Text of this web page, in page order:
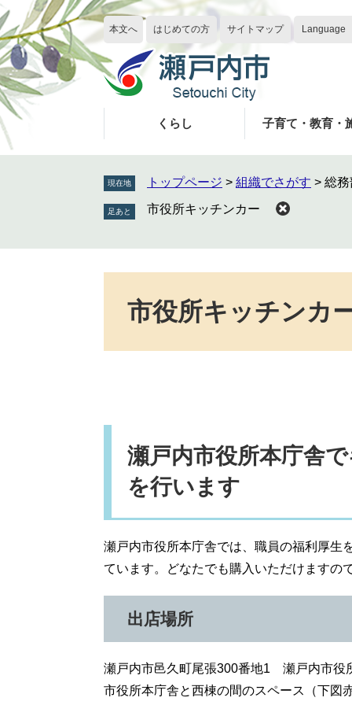
ペ
ー
ジ
の
先
頭
で
す
メ
ニ
ュ
ー
を
飛
ば
し
本文へ はじめての方 サイトマップ Language
くらし 子育て・教育・
現在地 トップページ > 組織でさがす > 総務
市役所キッチンカー
市役所キッチンカ
瀬戸内市役所本庁舎
を行います
瀬戸内市役所本庁舎では、職員の福利厚生
ています。どなたでも購入いただけますの
出店場所
瀬戸内市邑久町尾張300番地1 瀬戸内市役
市役所本庁舎と西棟の間のスペース（下図